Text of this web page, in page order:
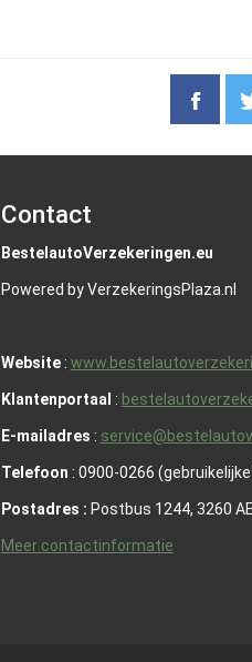
Contact
BestelautoVerzekeringen.eu
Powered by VerzekeringsPlaza.nl
Website:
Klantenportaal :
E-mailadres :
Telefoon : 0900-0266
Postadres : Postbus 1244, 3260
Meer contactinformatie